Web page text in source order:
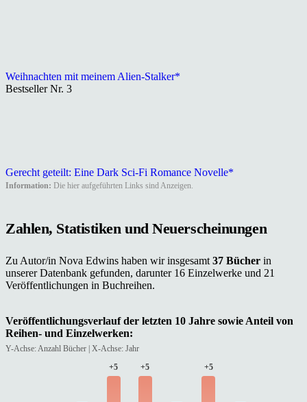
Weihnachten mit meinem Alien-Stalker*
Bestseller Nr. 3
Gerecht geteilt: Eine Dark Sci-Fi Romance Novelle*
Information: Die hier aufgeführten Links sind Anzeigen.
Zahlen, Statistiken und Neuerscheinungen
Zu Autor/in Nova Edwins haben wir insgesamt 37 Bücher in
unserer Datenbank gefunden, darunter 16 Einzelwerke und 21
Veröffentlichungen in Buchreihen.
Veröffentlichungsverlauf der letzten 10 Jahre sowie Anteil von
Reihen- und Einzelwerken:
Y-Achse: Anzahl Bücher | X-Achse: Jahr
+5 +5 +5